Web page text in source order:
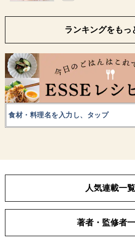
ランキングをもっ
人気連載一覧
著者・監修者